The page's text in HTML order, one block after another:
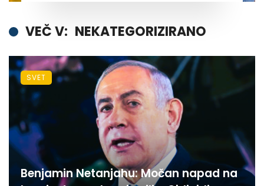
VEČ V: NEKATEGORIZIRANO
Benjamin Netanjahu: Močan napad na
SVET